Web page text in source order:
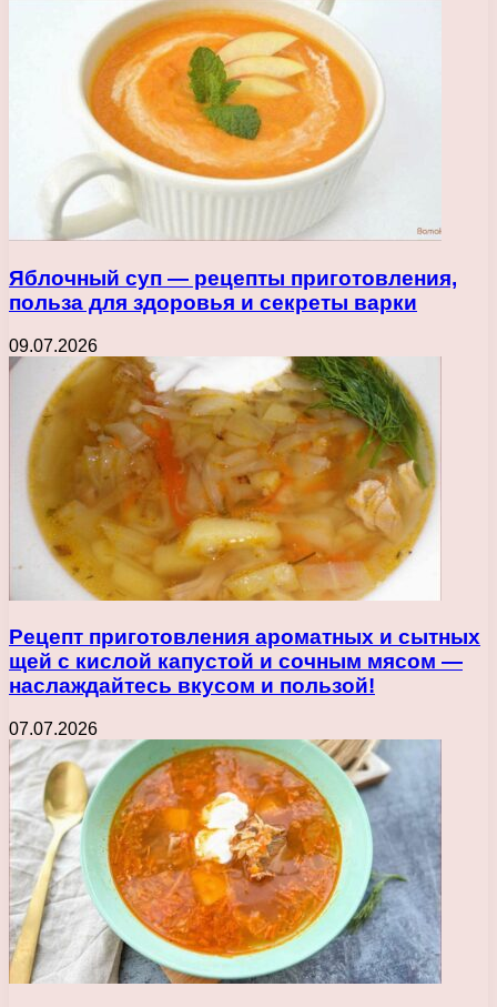
Яблочный суп — рецепты приготовления,
польза для здоровья и секреты варки
09.07.2026
Рецепт приготовления ароматных и сытных
щей с кислой капустой и сочным мясом —
наслаждайтесь вкусом и пользой!
07.07.2026